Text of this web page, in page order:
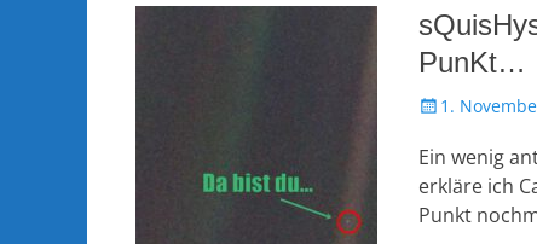
PunKt…
Veröffentlicht
1.
Ein wenig
erkläre ich
Punkt